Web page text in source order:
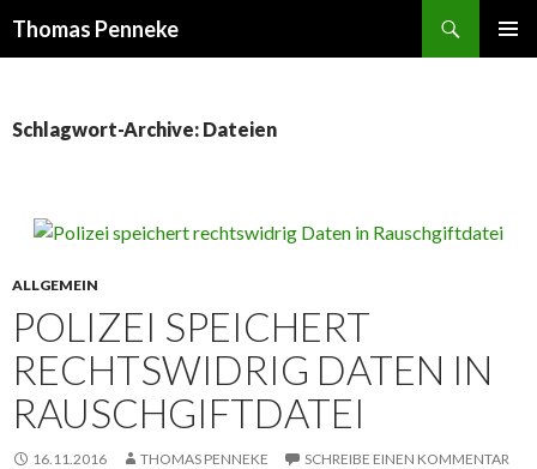
Thomas Penneke
Schlagwort-Archive: Dateien
ALLGEMEIN
POLIZEI SPEICHERT
RECHTSWIDRIG DATEN IN
RAUSCHGIFTDATEI
16.11.2016 THOMAS PENNEKE SCHREIBE EINEN KOMMENTAR